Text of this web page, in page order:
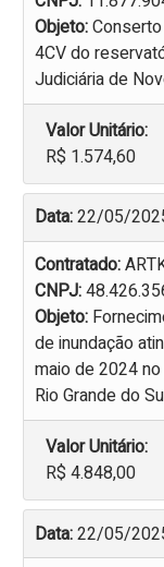
Objeto:
4CV do
Judiciária de
Valor Unitário:
R$ 1.574,60
Data:22/05/
Contratado:
CNPJ:
Objeto:
de inundação
maio de 2024
Rio Grande do
Valor Unitário:
R$ 4.848,00
Data:22/05/